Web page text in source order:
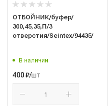
ОТБОЙНИК/буфер/
300,45,35,П/3
отверстия/Seintex/94435/
В наличии
400₽/шт